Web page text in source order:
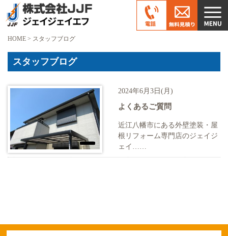
HOME > スタッフブログ
スタッフブログ
2024年6月3日(月)
よくあるご質問
近江八幡市にある外壁塗装・屋
根リフォーム専門店のジェイジ
ェイ……